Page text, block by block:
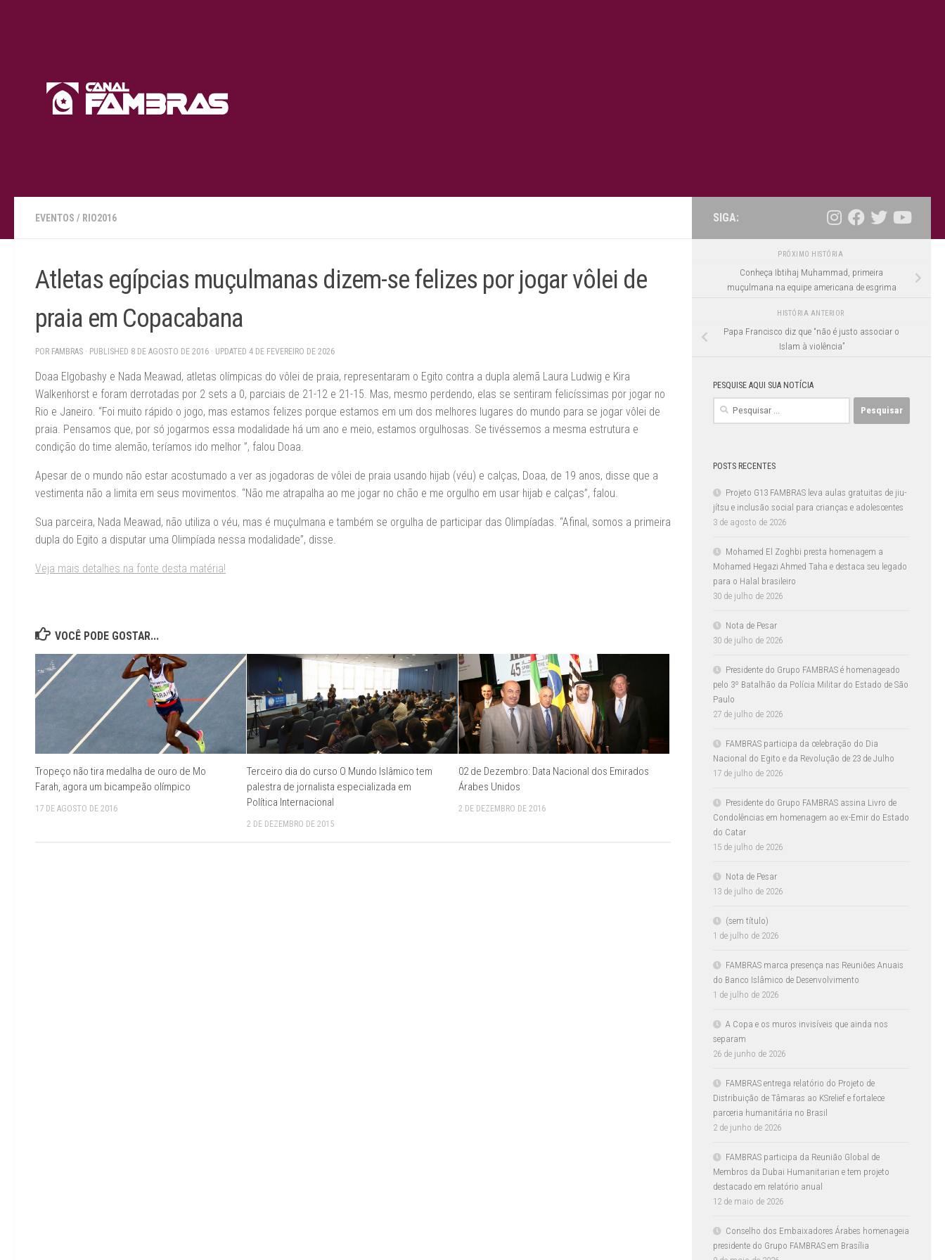
EVENTOS / RIO2016
Atletas egípcias muçulmanas dizem-se felizes por jogar vôlei de
praia em Copacabana
POR FAMBRAS · PUBLISHED 8 DE AGOSTO DE 2016 · UPDATED 4 DE FEVEREIRO DE 2026
Doaa Elgobashy e Nada Meawad, atletas olímpicas do vôlei de praia, representaram o Egito contra a dupla alemã Laura Ludwig e Kira
Walkenhorst e foram derrotadas por 2 sets a 0, parciais de 21-12 e 21-15. Mas, mesmo perdendo, elas se sentiram felicíssimas por jogar no
Rio e Janeiro. “Foi muito rápido o jogo, mas estamos felizes porque estamos em um dos melhores lugares do mundo para se jogar vôlei de
praia. Pensamos que, por só jogarmos essa modalidade há um ano e meio, estamos orgulhosas. Se tivéssemos a mesma estrutura e
condição do time alemão, teríamos ido melhor ”, falou Doaa.
Apesar de o mundo não estar acostumado a ver as jogadoras de vôlei de praia usando hijab (véu) e calças, Doaa, de 19 anos, disse que a
vestimenta não a limita em seus movimentos. “Não me atrapalha ao me jogar no chão e me orgulho em usar hijab e calças”, falou.
Sua parceira, Nada Meawad, não utiliza o véu, mas é muçulmana e também se orgulha de participar das Olimpíadas. “Afinal, somos a primeira
dupla do Egito a disputar uma Olimpíada nessa modalidade”, disse.
Veja mais detalhes na fonte desta matéria!
VOCÊ PODE GOSTAR...
Tropeço não tira medalha de ouro de Mo
Farah, agora um bicampeão olímpico
17 DE AGOSTO DE 2016
Terceiro dia do curso O Mundo Islâmico tem
palestra de jornalista especializada em
Política Internacional
2 DE DEZEMBRO DE 2015
02 de Dezembro: Data Nacional dos Emirados
Árabes Unidos
2 DE DEZEMBRO DE 2016
SIGA:
PRÓXIMO HISTÓRIA
Conheça Ibtihaj Muhammad, primeira
muçulmana na equipe americana de esgrima
HISTÓRIA ANTERIOR
Papa Francisco diz que “não é justo associar o
Islam à violência”
PESQUISE AQUI SUA NOTÍCIA
Pesquisar
POSTS RECENTES
Projeto G13 FAMBRAS leva aulas gratuitas de jiu-
jítsu e inclusão social para crianças e adolescentes
3 de agosto de 2026
Mohamed El Zoghbi presta homenagem a
Mohamed Hegazi Ahmed Taha e destaca seu legado
para o Halal brasileiro
30 de julho de 2026
Nota de Pesar
30 de julho de 2026
Presidente do Grupo FAMBRAS é homenageado
pelo 3º Batalhão da Polícia Militar do Estado de São
Paulo
27 de julho de 2026
FAMBRAS participa da celebração do Dia
Nacional do Egito e da Revolução de 23 de Julho
17 de julho de 2026
Presidente do Grupo FAMBRAS assina Livro de
Condolências em homenagem ao ex-Emir do Estado
do Catar
15 de julho de 2026
Nota de Pesar
13 de julho de 2026
(sem título)
1 de julho de 2026
FAMBRAS marca presença nas Reuniões Anuais
do Banco Islâmico de Desenvolvimento
1 de julho de 2026
A Copa e os muros invisíveis que ainda nos
separam
26 de junho de 2026
FAMBRAS entrega relatório do Projeto de
Distribuição de Tâmaras ao KSrelief e fortalece
parceria humanitária no Brasil
2 de junho de 2026
FAMBRAS participa da Reunião Global de
Membros da Dubai Humanitarian e tem projeto
destacado em relatório anual
12 de maio de 2026
Conselho dos Embaixadores Árabes homenageia
presidente do Grupo FAMBRAS em Brasília